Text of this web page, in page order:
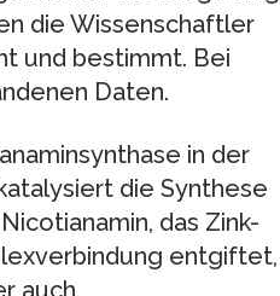
die Wissenschaftler
und bestimmt. Bei
Daten.
in der
die Synthese
das Zink-
entgiftet,